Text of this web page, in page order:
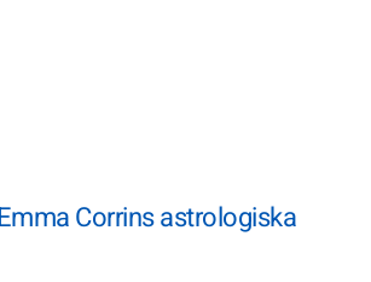
Corrins astrologiska